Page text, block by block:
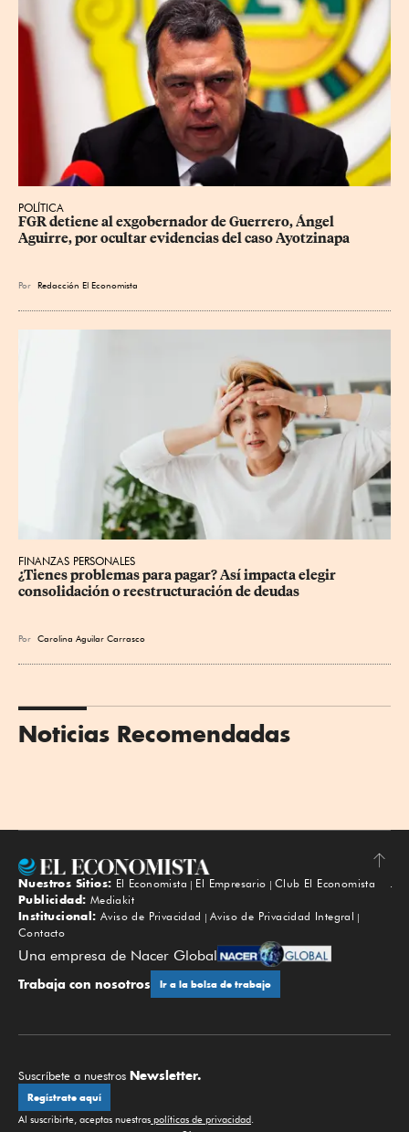
POLÍTICA
FGR detiene al exgobernador de Guerrero, Ángel
Aguirre, por ocultar evidencias del caso Ayotzinapa
Por Redacción El Economista
FINANZAS PERSONALES
¿Tienes problemas para pagar? Así impacta elegir
consolidación o reestructuración de deudas
Por Carolina Aguilar Carrasco
Noticias Recomendadas
Subir
Nuestros Sitios: El Economista El Empresario
Club El Economista
Publicidad: Mediakit
Institucional: Aviso de Privacidad
Aviso de Privacidad Integral
Contacto
Una empresa de Nacer Global
Trabaja con nosotros Ir a la bolsa de trabajo
Suscríbete a nuestros Newsletter.
Regístrate aquí
Al suscribirte, aceptas nuestras políticas de privacidad